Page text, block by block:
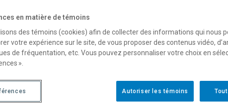
// CAR2600
Élaboration
de formation en
en matière de témoins
des témoins (cookies) afin de collecter des informations qui nous
votre expérience sur le site, de vous proposer des contenus vidéo,
de fréquentation, etc. Vous pouvez personnaliser votre choix en
».
Autoriser les témoins